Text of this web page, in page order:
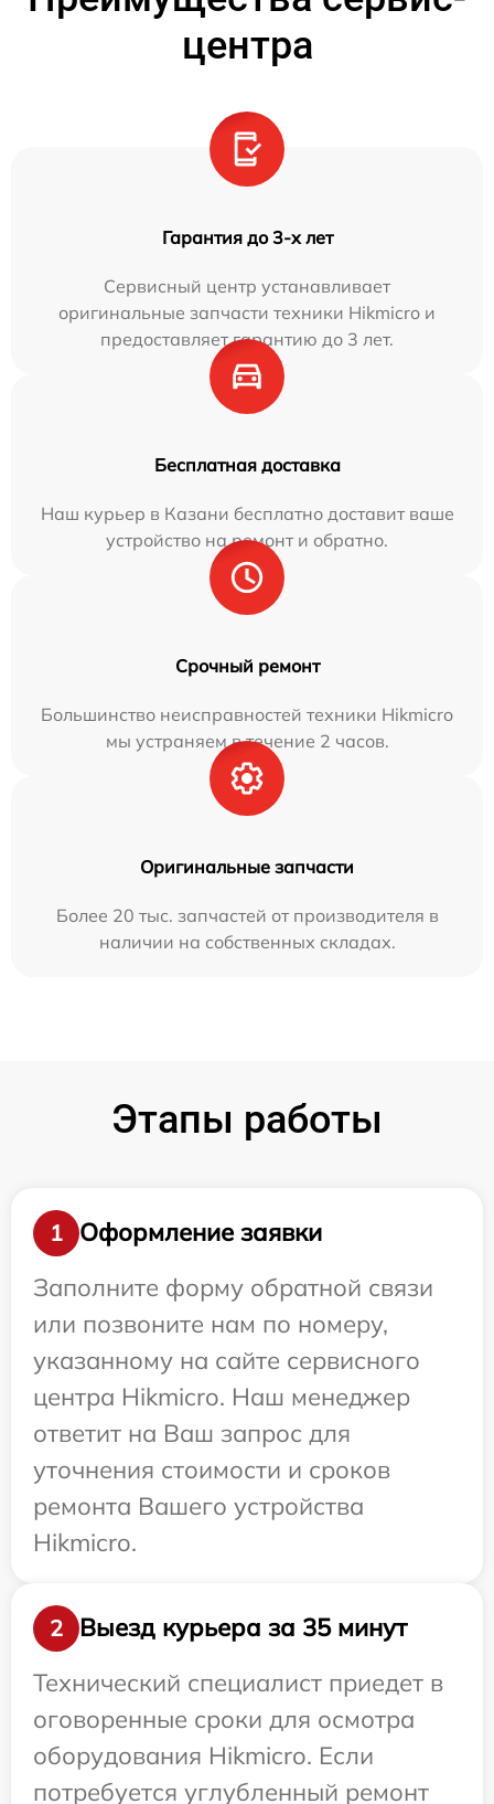
центра
Гарантия до 3-х лет
Сервисный центр устанавливает
оригинальные запчасти техники Hikmicro и
предоставляет гарантию до 3 лет.
Бесплатная доставка
Наш курьер в Казани бесплатно доставит ваше
устройство на ремонт и обратно.
Срочный ремонт
Большинство неисправностей техники Hikmicro
мы устраняем в течение 2 часов.
Оригинальные запчасти
Более 20 тыс. запчастей от производителя в
наличии на собственных складах.
Этапы работы
1
Оформление заявки
Заполните форму обратной связи
или позвоните нам по номеру,
указанному на сайте сервисного
центра Hikmicro. Наш менеджер
ответит на Ваш запрос для
уточнения стоимости и сроков
ремонта Вашего устройства
Hikmicro.
2
Выезд курьера за 35 минут
Технический специалист приедет в
оговоренные сроки для осмотра
оборудования Hikmicro. Если
потребуется углубленный ремонт